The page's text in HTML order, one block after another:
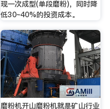
现一次成型(单段磨粉)，同时降
低30~40%的投资成本。
磨粉机开山磨粉机就是矿山行业